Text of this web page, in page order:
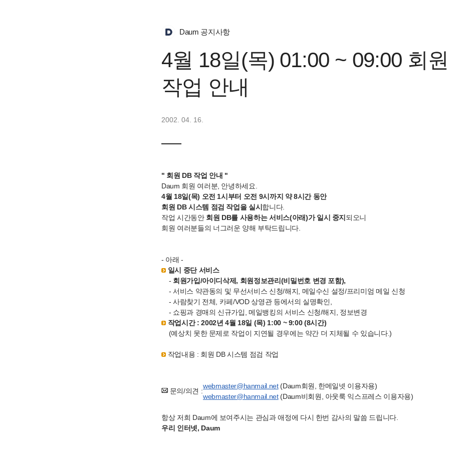
Daum 공지사항
4월 18일(목) 01:00 ~ 09:00 회
작업 안내
2002. 04. 16.
" 회원 DB 작업 안내 "
Daum 회원 여러분, 안녕하세요.
4월 18일(목) 오전 1시부터 오전 9시까지 약 8시간 동안
회원 DB 시스템 점검 작업을 실시 합니다.
작업 시간동안 회원 DB를 사용하는 서비스(아래)가 일시 중지 되오니
회원 여러분들의 너그러운 양해 부탁드립니다.
- 아래 -
일시 중단 서비스
- 회원가입/아이디삭제, 회원정보관리(비밀번호 변경 포함),
- 서비스 약관동의 및 무선서비스 신청/해지, 메일수신 설정/프리미엄 메일 신청
- 사람찾기 전체, 카페/VOD 상영관 등에서의 실명확인,
- 쇼핑과 경매의 신규가입, 메일뱅킹의 서비스 신청/해지, 정보변경
작업시간 : 2002년 4월 18일 (목) 1:00 ~ 9:00 (8시간)
(예상치 못한 문제로 작업이 지연될 경우에는 약간 더 지체될 수 있습니다.)
작업내용 : 회원 DB 시스템 점검 작업
문의/의견 :
webmaster@hanmail.net(Daum회원, 한메일넷 이용자용)
webmaster@hanmail.net(Daum비회원, 아웃룩 익스프레스 이용자용)
항상 저희 Daum에 보여주시는 관심과 애정에 다시 한번 감사의 말씀 드립니다.
우리 인터넷, Daum